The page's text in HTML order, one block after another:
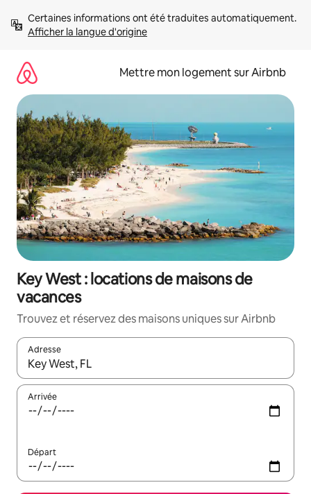
directement
Afficher la langue d'origine
Mettre mon logement sur Airbnb
Key West : locations de maisons de
vacances
Trouvez et réservez des maisons uniques sur Airbnb
Adresse
Lorsque les résultats s'affichent, utilisez les flèches vers le
Arrivée
Départ